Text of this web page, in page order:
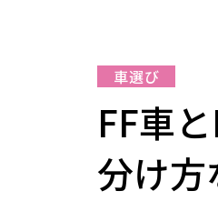
車選び
FF車
分け